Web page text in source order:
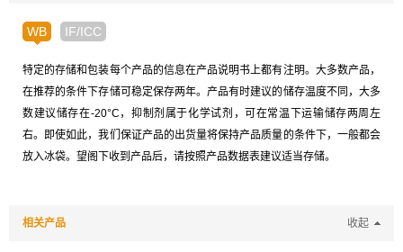
WB IF/ICC
特定的存储和包装每个产品的信息在产品说明书上都有注明。大多数产品，
在推荐的条件下存储可稳定保存两年。产品有时建议的储存温度不同，大多
数建议储存在-20°C ，抑制剂属于化学试剂，可在常温下运输储存两周左
右。即使如此，我们保证产品的出货量将保持产品质量的条件下，一般都会
放入冰袋。望阁下收到产品后，请按照产品数据表建议适当存储。
相关产品 收起